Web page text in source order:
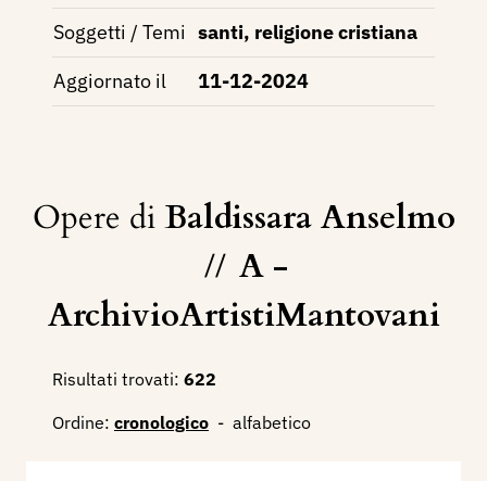
Soggetti / Temi santi, religione cristiana
Aggiornato il
11-12-2024
Opere diBaldissara Anselmo
// A -
ArchivioArtistiMantovani
Risultati trovati: 622
Ordine: cronologico - alfabetico